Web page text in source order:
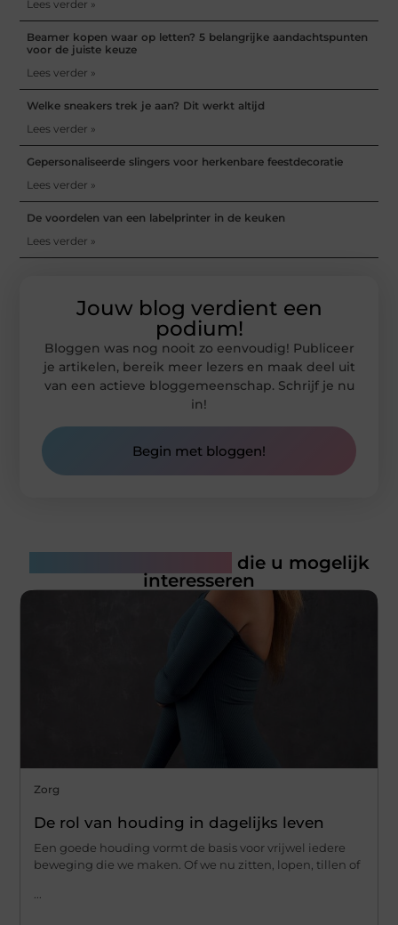
Lees verder »
Beamer kopen waar op letten? 5 belangrijke aandachtspunten
voor de juiste keuze
Lees verder »
Welke sneakers trek je aan? Dit werkt altijd
Lees verder »
Gepersonaliseerde slingers voor herkenbare feestdecoratie
Lees verder »
De voordelen van een labelprinter in de keuken
Lees verder »
Jouw blog verdient een
podium!
Bloggen was nog nooit zo eenvoudig! Publiceer
je artikelen, bereik meer lezers en maak deel uit
van een actieve bloggemeenschap. Schrijf je nu
in!
Begin met bloggen!
die u mogelijk
interesseren
Zorg
De rol van houding in dagelijks leven
Een goede houding vormt de basis voor vrijwel iedere
beweging die we maken. Of we nu zitten, lopen, tillen of
...